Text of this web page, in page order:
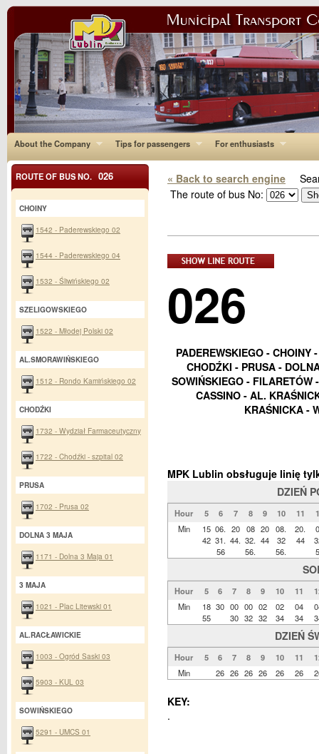
About the Company Tips for passengers For enthusiasts
« Back to search engine
The route of bus No:
026
PADEREWSKIEGO - CHOINY
CHODŹKI - PRUSA -
SOWIŃSKIEGO -
CASSINO - AL.
KRAŚNICKA -
MPK Lublin obsługuje linię
DZIEŃ
Hour 5 6 7 8 9 10 11
Min
15
42
06.
31.
56
20
44.
08
32.
56.
20
44
08.
32
56.
20.
44
Hour 5 6 7 8 9 10 11
Min
18
55
30 00
30
00
32
02
32
02
34
04
34
DZIEŃ
Hour 5 6 7 8 9 10 11
Min
26 26 26 26 26 26
KEY:
.
ROUTE OF BUS NO. 026
CHOINY
1542 - Paderewskiego 02
1544 - Paderewskiego 04
1532 - Śliwińskiego 02
SZELIGOWSKIEGO
1522 - Młodej Polski 02
AL.SMORAWIŃSKIEGO
1512 - Rondo Kamińskiego 02
CHODŹKI
1732 - Wydział Farmaceutyczny
1722 - Chodźki - szpital 02
PRUSA
1702 - Prusa 02
DOLNA 3 MAJA
1171 - Dolna 3 Maja 01
3 MAJA
1021 - Plac Litewski 01
AL.RACŁAWICKIE
1003 - Ogród Saski 03
5903 - KUL 03
SOWIŃSKIEGO
5291 - UMCS 01